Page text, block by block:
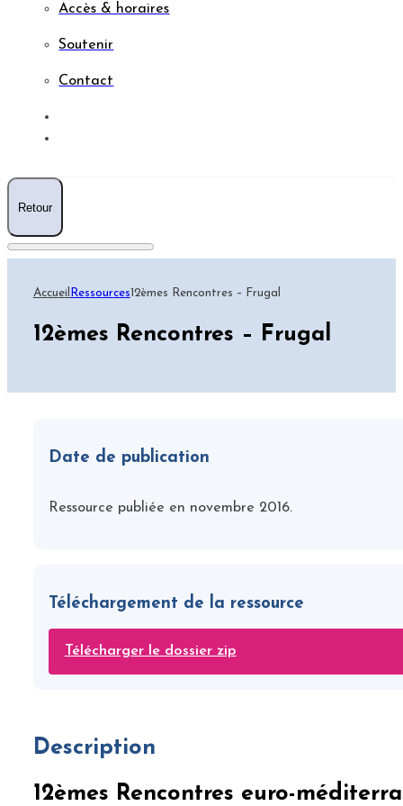
Accès & horaires
Soutenir
Contact
Retour
Accueil Ressources12èmes Rencontres – Frugal
12èmes Rencontres – Frugal
Date de publication
Ressource publiée en novembre 2016.
Téléchargement de la ressource
Télécharger le dossier zip
Description
12èmes Rencontres euro-